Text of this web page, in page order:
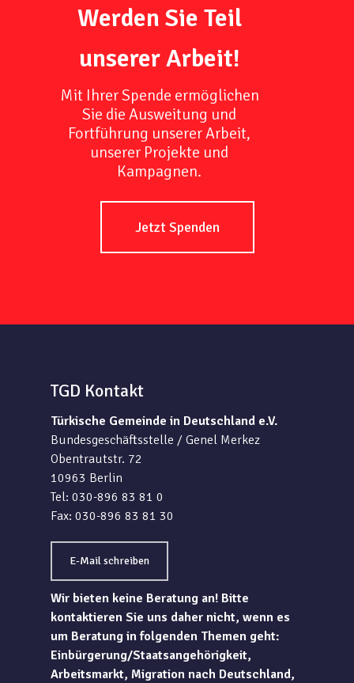
Werden Sie Teil
unserer Arbeit!
Mit Ihrer Spende ermöglichen
Sie die Ausweitung und
Fortführung unserer Arbeit,
unserer Projekte und
Kampagnen.
Jetzt Spenden
TGD Kontakt
Türkische Gemeinde in Deutschland e.V.
Bundesgeschäftsstelle / Genel Merkez
Obentrautstr. 72
10963 Berlin
Tel: 030-896 83 81 0
Fax: 030-896 83 81 30
E-Mail schreiben
Wir bieten keine Beratung an! Bitte
kontaktieren Sie uns daher nicht, wenn es
um Beratung in folgenden Themen geht:
Einbürgerung/Staatsangehörigkeit,
Arbeitsmarkt, Migration nach Deutschland,